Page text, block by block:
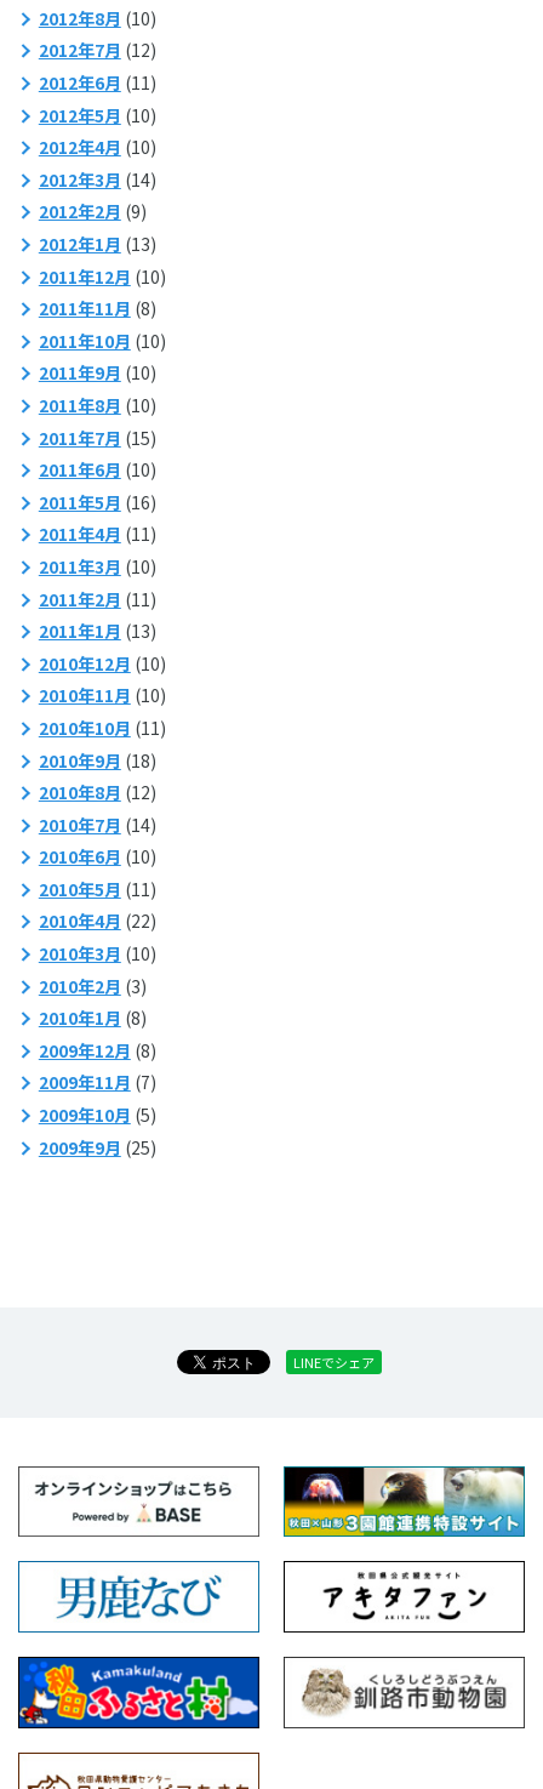
2012年8月 (10)
2012年7月 (12)
2012年6月 (11)
2012年5月 (10)
2012年4月 (10)
2012年3月 (14)
2012年2月 (9)
2012年1月 (13)
2011年12月 (10)
2011年11月 (8)
2011年10月 (10)
2011年9月 (10)
2011年8月 (10)
2011年7月 (15)
2011年6月 (10)
2011年5月 (16)
2011年4月 (11)
2011年3月 (10)
2011年2月 (11)
2011年1月 (13)
2010年12月 (10)
2010年11月 (10)
2010年10月 (11)
2010年9月 (18)
2010年8月 (12)
2010年7月 (14)
2010年6月 (10)
2010年5月 (11)
2010年4月 (22)
2010年3月 (10)
2010年2月 (3)
2010年1月 (8)
2009年12月 (8)
2009年11月 (7)
2009年10月 (5)
2009年9月 (25)
LINEでシェア